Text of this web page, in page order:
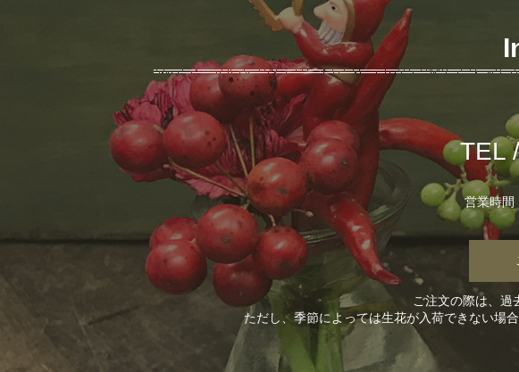
TEL
営業時
ご注文の際は、過
ただし、季節によっては生花が入荷できない場